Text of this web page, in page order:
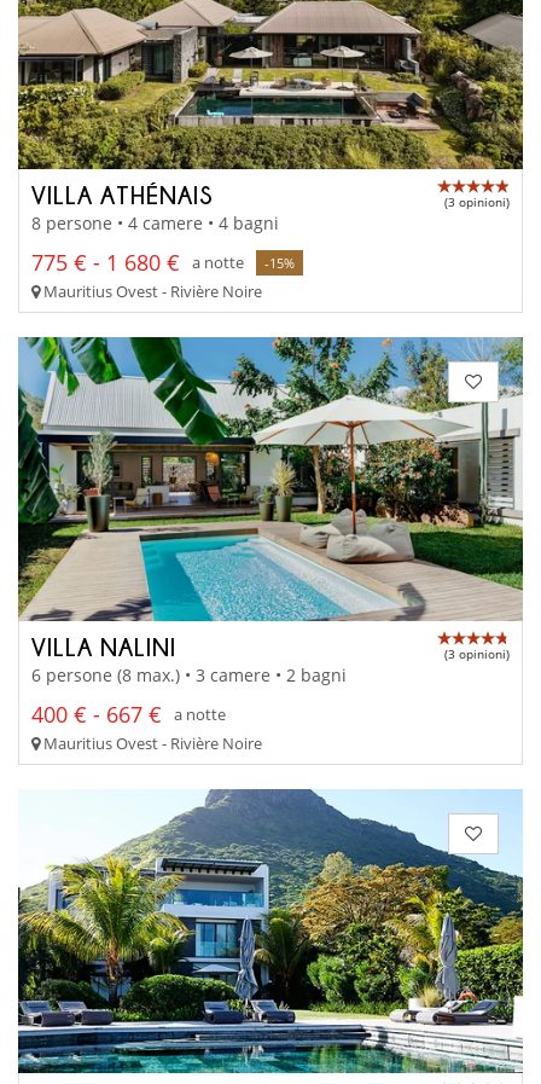
VILLA ATHÉNAIS (3 opinioni)
8 persone • 4 camere • 4 bagni
775 € - 1 680 € a notte -15%
Mauritius Ovest - Rivière Noire
VILLA NALINI (3 opinioni)
6 persone (8 max.) • 3 camere • 2 bagni
400 € - 667 €
a notte
Mauritius Ovest - Rivière Noire